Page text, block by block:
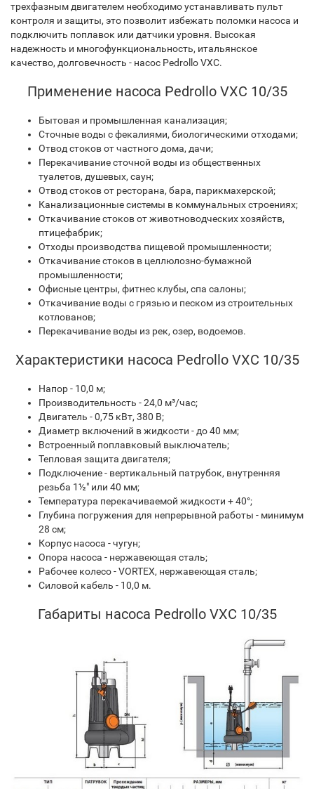
трехфазным двигателем необходимо устанавливать пульт
контроля и защиты, это позволит избежать поломки насоса и
подключить поплавок или датчики уровня. Высокая
надежность и многофункциональность, итальянское
качество, долговечность - насос Pedrollo VXC.
Применение насоса Pedrollo VXC 10/35
Бытовая и промышленная канализация;
Сточные воды с фекалиями, биологическими отходами;
Отвод стоков от частного дома, дачи;
Перекачивание сточной воды из общественных
туалетов, душевых, саун;
Отвод стоков от ресторана, бара, парикмахерской;
Канализационные системы в коммунальных строениях;
Откачивание стоков от животноводческих хозяйств,
птицефабрик;
Отходы производства пищевой промышленности;
Откачивание стоков в целлюлозно-бумажной
промышленности;
Офисные центры, фитнес клубы, спа салоны;
Откачивание воды с грязью и песком из строительных
котлованов;
Перекачивание воды из рек, озер, водоемов.
Характеристики насоса Pedrollo VXC 10/35
Напор - 10,0 м;
Производительность - 24,0 м³/час;
Двигатель - 0,75 кВт, 380 В;
Диаметр включений в жидкости - до 40 мм;
Встроенный поплавковый выключатель;
Тепловая защита двигателя;
Подключение - вертикальный патрубок, внутренняя
резьба 1½" или 40 мм;
Температура перекачиваемой жидкости + 40°;
Глубина погружения для непрерывной работы - минимум
28 см;
Корпус насоса - чугун;
Опора насоса - нержавеющая сталь;
Рабочее колесо - VORTEX, нержавеющая сталь;
Силовой кабель - 10,0 м.
Габариты насоса Pedrollo VXC 10/35